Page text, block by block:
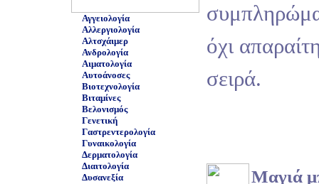
Αγγειολογία
Αλλεργιολογία
Αλτσχάιμερ
Ανδρολογία
Αιματολογία
Αυτοάνοσες
Βιοτεχνολογία
Βιταμίνες
Βελονισμός
Γενετική
Γαστρεντερολογία
Γυναικολογία
Δερματολογία
Διαιτολογία
Δυσανεξία
όχι
σειρά.
Μαγιά